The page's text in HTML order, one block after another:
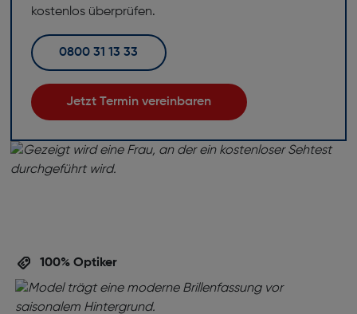
kostenlos überprüfen.
0800 31 13 33
Jetzt Termin vereinbaren
100% Optiker